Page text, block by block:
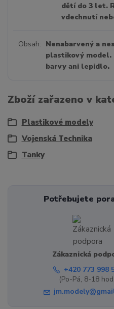
dětí do 3 let.
vdechnutí
Obsah
Nenabarvený a
plastikový model.
barvy ani lepidlo.
Zboží zařazeno v
Plastikové modely
Vojenská Technika
Tanky
Potřebujete
Zákaznická
+420 773 998
(Po-Pá, 8-18